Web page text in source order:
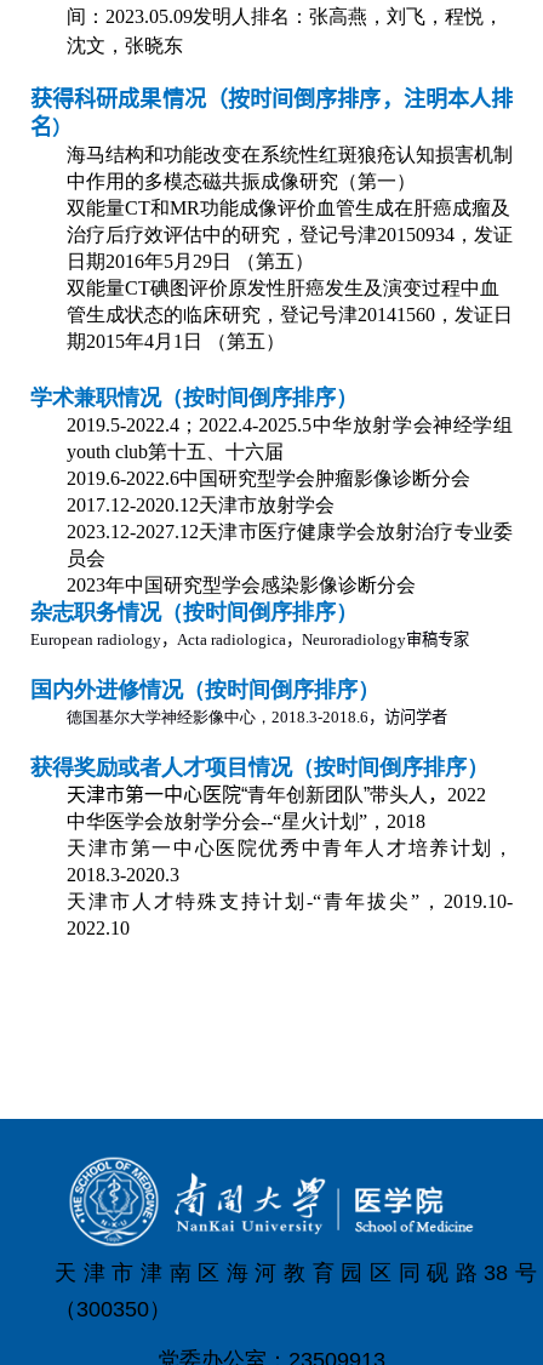
间： 2023.05.09发明人排名：张高燕，刘飞，程悦，
沈文，张晓东
获得科研成果情况（按时间倒序排序，注明本人排
名）
海马结构和功能改变在系统性红斑狼疮认知损害机制
中作用的多模态磁共振成像研究（第一）
双能量CT和MR功能成像评价血管生成在肝癌成瘤及
治疗后疗效评估中的研究，登记号津20150934 ，发证
日期2016年5月 29日 （第五）
双能量CT碘图评价原发性肝癌发生及演变过程中血
管生成状态的临床研究，登记号津20141560 ，发证日
期2015年4月 1 日 （第五）
学术兼职情况（按时间倒序排序）
2019.5-2022.4 ； 2022.4-2025.5中华放射学会神经学组
youth club第十五、十六届
2019.6-2022.6中国研究型学会肿瘤影像诊断分会
2017.12-2020.12天津市放射学会
2023.12-2027.12天津市医疗健康学会放射治疗专业委
员会
2023年中国研究型学会感染影像诊断分会
杂志职务情况（按时间倒序排序）
European radiology， Acta radiologica ， Neuroradiology审稿专家
国内外进修情况（按时间倒序排序）
德国基尔大学神经影像中心， 2018.3-2018.6 ，访问学者
获得奖励或者人才项目情况（按时间倒序排序）
天津市第一中心医院“青年创新团队”带头人 ， 2022
中华医学会放射学分会--“星火计划”， 2018
天津市第一中心医院优秀中青年人才培养计划，
2018.3-2020.3
天津市人才特殊支持计划 -“青年拔尖”， 2019.10-
2022.10
天津市津南区海河教育园区同砚路38号
（300350）